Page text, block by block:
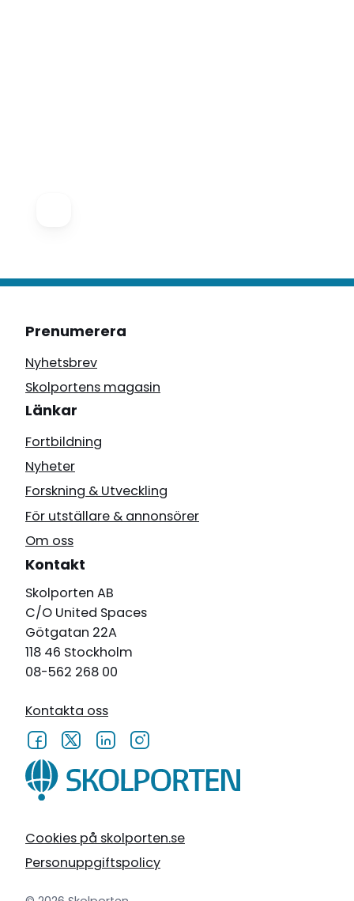
Cookies på skolporten.se
Personuppgiftspolicy
Prenumerera
Nyhetsbrev
Skolportens magasin
Länkar
Fortbildning
Nyheter
Forskning & Utveckling
För utställare & annonsörer
Om oss
Kontakt
Skolporten AB
C/O United Spaces
Götgatan 22A
118 46 Stockholm
08-562 268 00
Kontakta oss